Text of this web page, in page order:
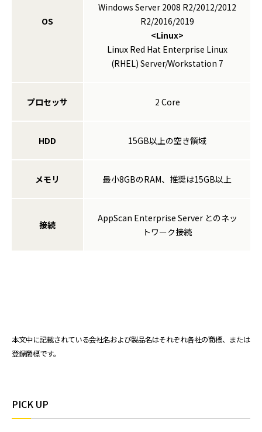
OS
Windows Server 2008 R2/2012/2012
R2/2016/2019
<Linux>
Linux Red Hat Enterprise Linux
(RHEL) Server/Workstation 7
プロセッサ 2 Core
HDD 15GB以上の空き領域
メモリ 最小8GBのRAM、推奨は15GB以上
接続
AppScan Enterprise Server とのネッ
トワーク接続
本文中に記載されている会社名および製品名はそれぞれ各社の商標、または
登録商標です。
PICK UP